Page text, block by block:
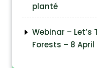
planté
Webinar –
Forests – 8 April